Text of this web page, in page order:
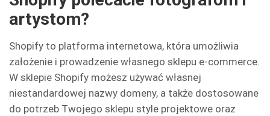
artystom?
Shopify to platforma internetowa, która umożliwia
założenie i prowadzenie własnego sklepu e-commerce.
W sklepie Shopify możesz używać własnej
niestandardowej nazwy domeny, a także dostosowane
do potrzeb Twojego sklepu style projektowe oraz